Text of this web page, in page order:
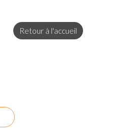
Retour à l'accueil